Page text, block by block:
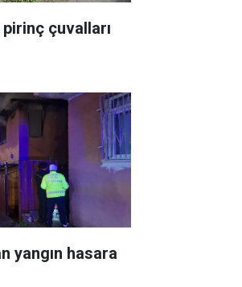
çuvalları
yangın hasara